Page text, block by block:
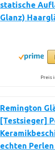
statische
Glanz)
Preis
Remington
[Testsieger]
echten